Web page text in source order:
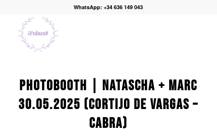
WhatsApp: +34 636 149 043
PHOTOBOOTH | NATASCHA + MARC
30.05.2025 (CORTIJO DE VARGAS –
CABRA)